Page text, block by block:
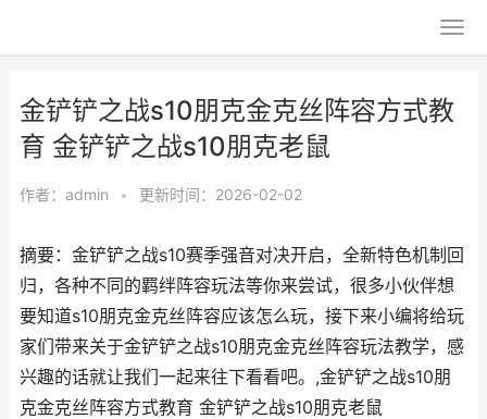
金铲铲之战s10朋克金克丝阵容方式教
育 金铲铲之战s10朋克老鼠
作者： admin • 更新时间：2026-02-02
摘要：金铲铲之战s10赛季强音对决开启，全新特色机制回
归，各种不同的羁绊阵容玩法等你来尝试，很多小伙伴想
要知道s10朋克金克丝阵容应该怎么玩，接下来小编将给玩
家们带来关于金铲铲之战s10朋克金克丝阵容玩法教学，感
兴趣的话就让我们一起来往下看看吧。,金铲铲之战s10朋
克金克丝阵容方式教育 金铲铲之战s10朋克老鼠